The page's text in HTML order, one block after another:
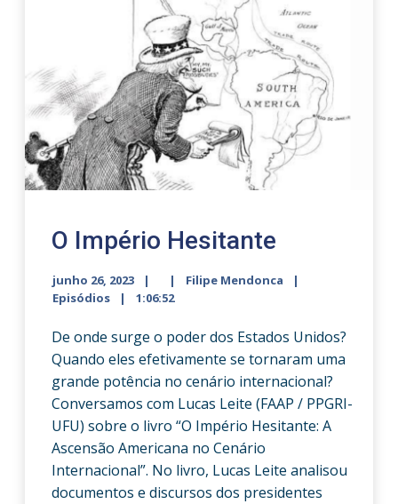
O Império Hesitante
junho 26, 2023
Filipe Mendonca
Episódios
1:06:52
De onde surge o poder dos Estados Unidos?
Quando eles efetivamente se tornaram uma
grande potência no cenário internacional?
Conversamos com Lucas Leite (FAAP / PPGRI-
UFU) sobre o livro “O Império Hesitante: A
Ascensão Americana no Cenário
Internacional”. No livro, Lucas Leite analisou
documentos e discursos dos presidentes